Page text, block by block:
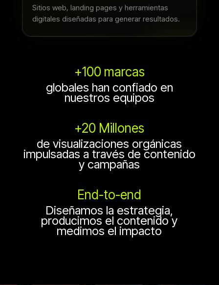
Sitios web, landing pages y herramientas
digitales diseñadas para generar resultados.
+100 marcas
globales han confiado en
nuestros equipos
+20 Millones
de visualizaciones orgánicas
impulsadas a través de contenido
y campañas
End-to-end
Diseñamos la estrategia,
producimos el contenido y
medimos el impacto